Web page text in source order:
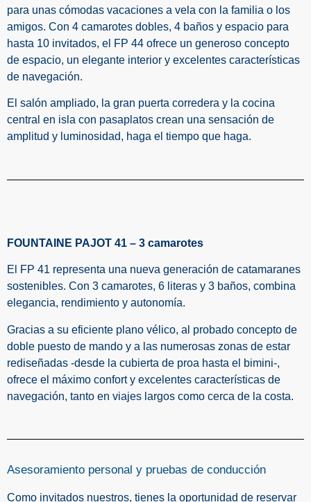
para unas cómodas vacaciones a vela con la familia o los
amigos. Con 4 camarotes dobles, 4 baños y espacio para
hasta 10 invitados, el FP 44 ofrece un generoso concepto
de espacio, un elegante interior y excelentes características
de navegación.
El salón ampliado, la gran puerta corredera y la cocina
central en isla con pasaplatos crean una sensación de
amplitud y luminosidad, haga el tiempo que haga.
FOUNTAINE PAJOT 41 – 3 camarotes
El FP 41 representa una nueva generación de catamaranes
sostenibles. Con 3 camarotes, 6 literas y 3 baños, combina
elegancia, rendimiento y autonomía.
Gracias a su eficiente plano vélico, al probado concepto de
doble puesto de mando y a las numerosas zonas de estar
rediseñadas -desde la cubierta de proa hasta el bimini-,
ofrece el máximo confort y excelentes características de
navegación, tanto en viajes largos como cerca de la costa.
Asesoramiento personal y pruebas de conducción
Como invitados nuestros, tienes la oportunidad de reservar